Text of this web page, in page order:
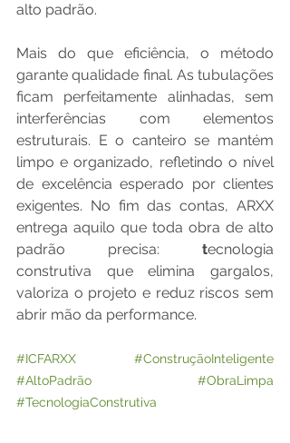
alto padrão.
Mais do que eficiência, o método
garante qualidade final. As tubulações
ficam perfeitamente alinhadas, sem
interferências com elementos
estruturais. E o canteiro se mantém
limpo e organizado, refletindo o nível
de excelência esperado por clientes
exigentes. No fim das contas, ARXX
entrega aquilo que toda obra de alto
padrão precisa: tecnologia
construtiva que elimina gargalos,
valoriza o projeto e reduz riscos sem
abrir mão da performance.
#ICFARXX
#ConstruçãoInteligente
#AltoPadrão
#ObraLimpa
#TecnologiaConstrutiva